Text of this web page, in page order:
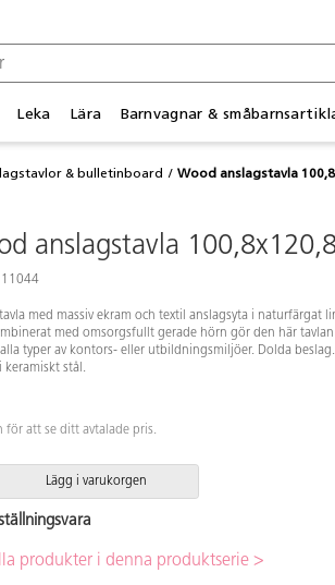
Leka Lära Barnvagnar &
& bulletinboard Wood anslagstavla
anslagstavla
med massiv ekram och textil anslagsyta i naturfärgat
med omsorgsfullt gerade hörn gör den här
typer av kontors- eller utbildningsmiljöer. Dolda beslag.
keramiskt stål.
för att se ditt avtalade pris.
Lägg i varukorgen
produkter i denna produktserie >